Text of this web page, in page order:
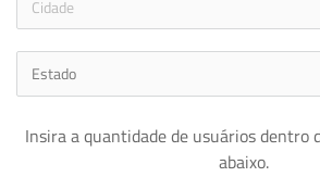
Insira a quantidade de usuários dentro
abaixo.